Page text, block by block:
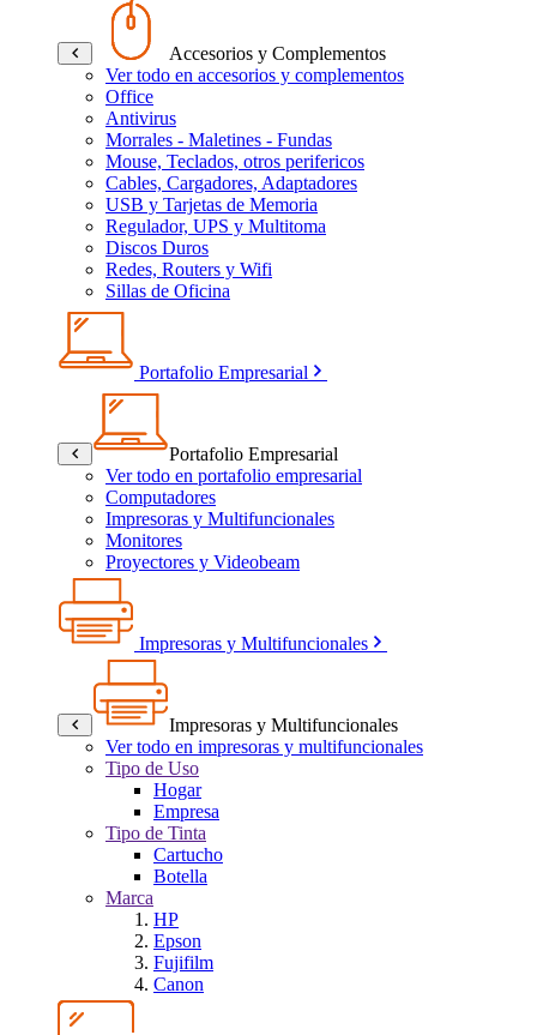
Accesorios y Complementos
Ver todo en accesorios y complementos
Office
Antivirus
Morrales - Maletines - Fundas
Mouse, Teclados, otros perifericos
Cables, Cargadores, Adaptadores
USB y Tarjetas de Memoria
Regulador, UPS y Multitoma
Discos Duros
Redes, Routers y Wifi
Sillas de Oficina
Portafolio Empresarial
Portafolio Empresarial
Ver todo en portafolio empresarial
Computadores
Impresoras y Multifuncionales
Monitores
Proyectores y Videobeam
Impresoras y Multifuncionales
Impresoras y Multifuncionales
Ver todo en impresoras y multifuncionales
Tipo de Uso
Hogar
Empresa
Tipo de Tinta
Cartucho
Botella
Marca
HP
Epson
Fujifilm
Canon